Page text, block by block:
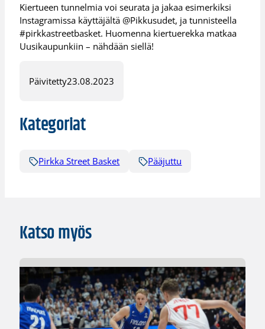
Kiertueen tunnelmia voi seurata ja jakaa esimerkiksi
Instagramissa käyttäjältä @Pikkusudet, ja tunnisteella
#pirkkastreetbasket. Huomenna kiertuerekka matkaa
Uusikaupunkiin – nähdään siellä!
Päivitetty23.08.2023
Kategoriat
Pirkka Street Basket Pääjuttu
Katso myös